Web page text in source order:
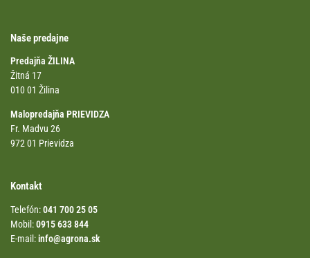
Naše predajne
Predajňa ŽILINA
Žitná 17
010 01 Žilina
Malopredajňa PRIEVIDZA
Fr. Madvu 26
972 01 Prievidza
Kontakt
Telefón:041 700 25 05
Mobil:0915 633 844
E-mail:info@agrona.sk